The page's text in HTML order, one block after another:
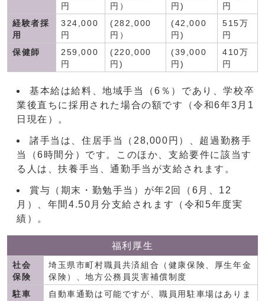
円
円）
円)
円
経験者採
用
324,000
円
(282,000
円）
(42,000
円)
515万
円
保健師
259,000
円
(220,000
円)
(39,000
円)
410万
円
基本給は給料、地域手当（6％）であり、学校卒
業後直ちに採用された場合の額です（令和6年3月1
日現在）。
諸手当は、住居手当（28,000円）、超過勤務手
当（6時間分）です。このほか、支給要件に該当す
る人は、扶養手当、通勤手当が支給されます。
賞与（期末・勤勉手当）が年2回（6月、12
月）、年間4.50月分支給されます（令和5年度実
績）。
福利厚生
社会
保険
埼玉県市町村職員共済組合（健康保険、厚生年金
保険）、地方公務員災害補償制度
駐車
自動車通勤は可能ですが、職員用駐車場はありま